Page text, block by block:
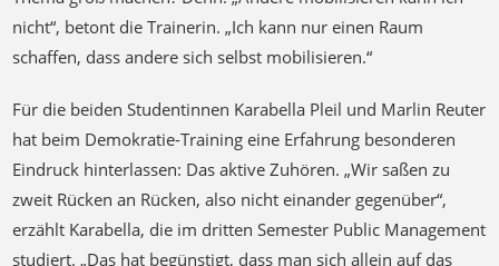
nicht“, betont die Trainerin. „Ich kann nur einen Raum
schaffen, dass andere sich selbst mobilisieren.“
Für die beiden Studentinnen Karabella Pleil und Marlin Reuter
hat beim Demokratie-Training eine Erfahrung besonderen
Eindruck hinterlassen: Das aktive Zuhören. „Wir saßen zu
zweit Rücken an Rücken, also nicht einander gegenüber“,
erzählt Karabella, die im dritten Semester Public Management
studiert. „Das hat begünstigt, dass man sich allein auf das